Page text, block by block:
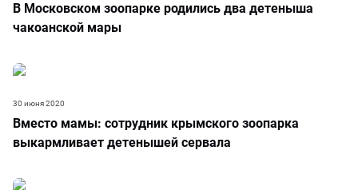
В Московском зоопарке родились два детеныша
чакоанской мары
Вместо мамы: сотрудник крымского зоопарка
выкармливает детенышей сервала
30 июня 2020